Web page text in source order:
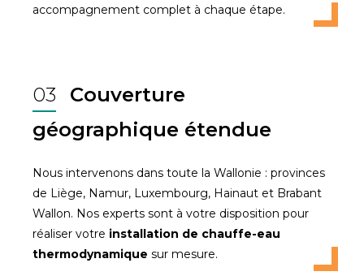
accompagnement complet à chaque étape.
03
Couverture
géographique étendue
Nous intervenons dans toute la Wallonie : provinces
de Liège, Namur, Luxembourg, Hainaut et Brabant
Wallon. Nos experts sont à votre disposition pour
réaliser votre installation de chauffe-eau
thermodynamique sur mesure.